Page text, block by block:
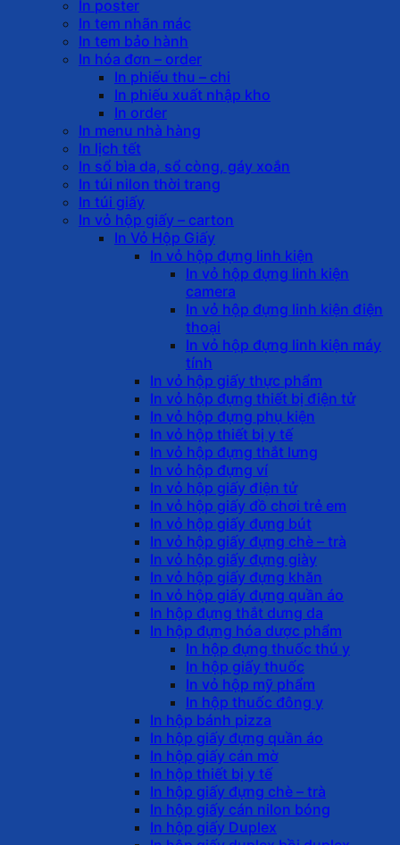
In poster
In tem nhãn mác
In tem bảo hành
In hóa đơn – order
In phiếu thu – chi
In phiếu xuất nhập kho
In order
In menu nhà hàng
In lịch tết
In sổ bìa da, sổ còng, gáy xoắn
In túi nilon thời trang
In túi giấy
In vỏ hộp giấy – carton
In Vỏ Hộp Giấy
In vỏ hộp đựng linh kiện
In vỏ hộp đựng linh kiện
camera
In vỏ hộp đựng linh kiện điện
thoại
In vỏ hộp đựng linh kiện máy
tính
In vỏ hộp giấy thực phẩm
In vỏ hộp đựng thiết bị điện tử
In vỏ hộp đựng phụ kiện
In vỏ hộp thiết bị y tế
In vỏ hộp đựng thắt lưng
In vỏ hộp đựng ví
In vỏ hộp giấy điện tử
In vỏ hộp giấy đồ chơi trẻ em
In vỏ hộp giấy đựng bút
In vỏ hộp giấy đựng chè – trà
In vỏ hộp giấy đựng giày
In vỏ hộp giấy đựng khăn
In vỏ hộp giấy đựng quần áo
In hộp đựng thắt dưng da
In hộp đựng hóa dược phẩm
In hộp đựng thuốc thú y
In hộp giấy thuốc
In vỏ hộp mỹ phẩm
In hộp thuốc đông y
In hộp bánh pizza
In hộp giấy đựng quần áo
In hộp giấy cán mờ
In hộp thiết bị y tế
In hộp giấy đựng chè – trà
In hộp giấy cán nilon bóng
In hộp giấy Duplex